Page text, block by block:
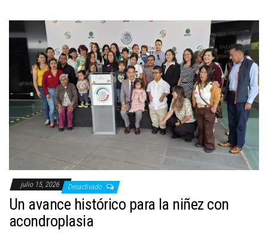
julio 15, 2026 Desactivado
Un avance histórico para la niñez con
acondroplasia